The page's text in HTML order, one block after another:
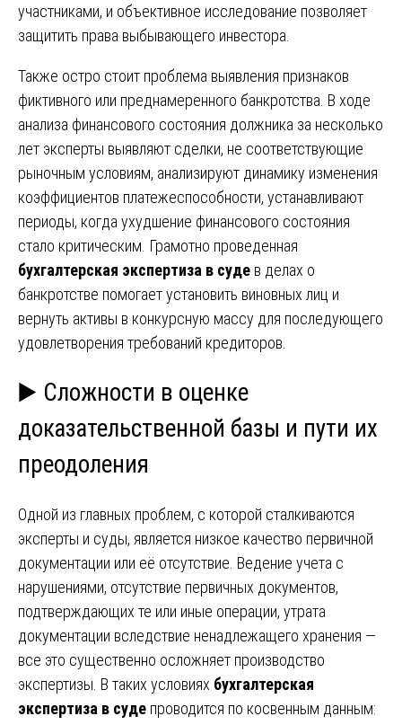
участниками, и объективное исследование позволяет
защитить права выбывающего инвестора.
Также остро стоит проблема выявления признаков
фиктивного или преднамеренного банкротства. В ходе
анализа финансового состояния должника за несколько
лет эксперты выявляют сделки, не соответствующие
рыночным условиям, анализируют динамику изменения
коэффициентов платежеспособности, устанавливают
периоды, когда ухудшение финансового состояния
стало критическим. Грамотно проведенная
бухгалтерская экспертиза в суде в делах о
банкротстве помогает установить виновных лиц и
вернуть активы в конкурсную массу для последующего
удовлетворения требований кредиторов.
▶️ Сложности в оценке
доказательственной базы и пути их
преодоления
Одной из главных проблем, с которой сталкиваются
эксперты и суды, является низкое качество первичной
документации или её отсутствие. Ведение учета с
нарушениями, отсутствие первичных документов,
подтверждающих те или иные операции, утрата
документации вследствие ненадлежащего хранения —
все это существенно осложняет производство
экспертизы. В таких условиях бухгалтерская
экспертиза в суде проводится по косвенным данным: